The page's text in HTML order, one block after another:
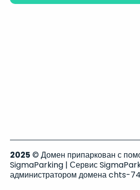
2025 © Домен припаркован с
SigmaParking | Сервис
администратором домена chts-